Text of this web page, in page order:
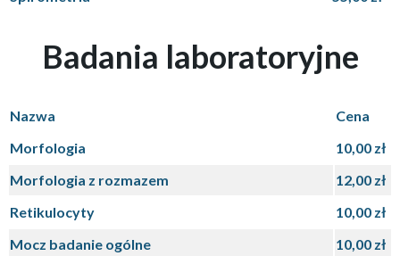
Badania laboratoryjne
Nazwa
Cena
Morfologia
10,00 zł
Morfologia z rozmazem
12,00 zł
Retikulocyty
10,00 zł
Mocz badanie ogólne
10,00 zł